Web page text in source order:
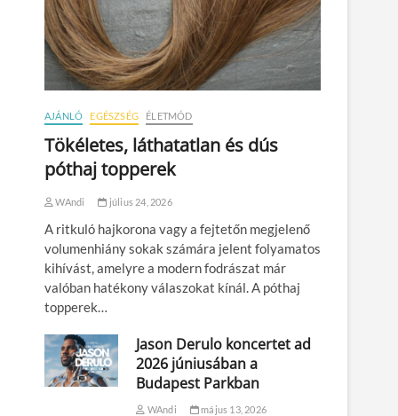
AJÁNLÓ EGÉSZSÉG ÉLETMÓD
Tökéletes, láthatatlan és dús
póthaj topperek
WAndi július 24, 2026
A ritkuló hajkorona vagy a fejtetőn megjelenő
volumenhiány sokak számára jelent folyamatos
kihívást, amelyre a modern fodrászat már
valóban hatékony válaszokat kínál. A póthaj
topperek…
Jason Derulo koncertet ad
2026 júniusában a
Budapest Parkban
WAndi május 13, 2026